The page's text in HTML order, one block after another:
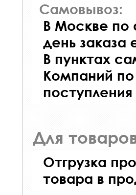
Самовывоз:
В Москве по
день заказа
В пунктах
Компаний
Для
Отгрузка
товара в